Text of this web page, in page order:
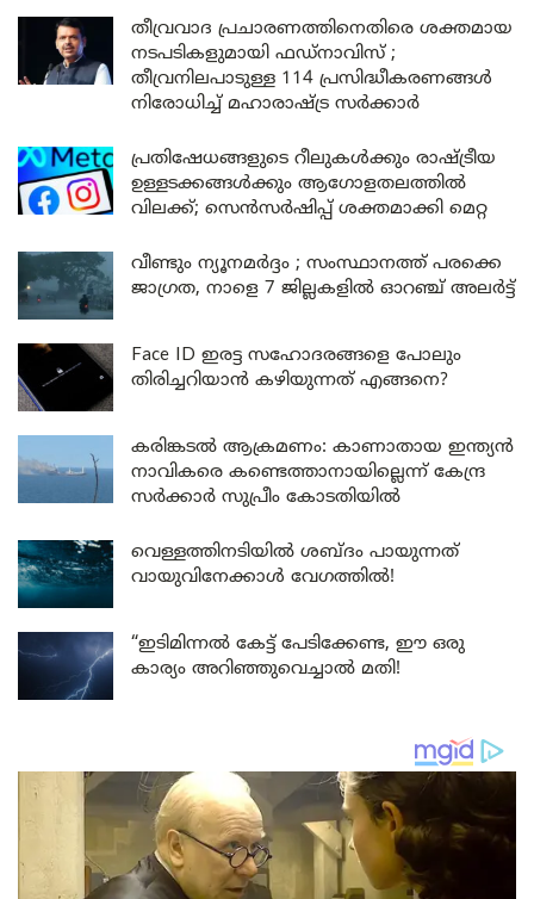
തീവ്രവാദ പ്രചാരണത്തിനെതിരെ ശക്തമായ
നടപടികളുമായി ഫഡ്നാവിസ് ;
തീവ്രനിലപാടുള്ള 114 പ്രസിദ്ധീകരണങ്ങൾ
നിരോധിച്ച് മഹാരാഷ്ട്ര സർക്കാർ
പ്രതിഷേധങ്ങളുടെ റീലുകൾക്കും രാഷ്ട്രീയ
ഉള്ളടക്കങ്ങൾക്കും ആഗോളതലത്തിൽ
വിലക്ക്; സെൻസർഷിപ്പ് ശക്തമാക്കി മെറ്റ
വീണ്ടും ന്യൂനമർദ്ദം ; സംസ്ഥാനത്ത് പരക്കെ
ജാഗ്രത, നാളെ 7 ജില്ലകളിൽ ഓറഞ്ച് അലർട്ട്
Face ID ഇരട്ട സഹോദരങ്ങളെ പോലും
തിരിച്ചറിയാൻ കഴിയുന്നത് എങ്ങനെ?
കരിങ്കടൽ ആക്രമണം: കാണാതായ ഇന്ത്യൻ
നാവികരെ കണ്ടെത്താനായില്ലെന്ന് കേന്ദ്ര
സർക്കാർ സുപ്രീം കോടതിയിൽ
വെള്ളത്തിനടിയിൽ ശബ്ദം പായുന്നത്
വായുവിനേക്കാൾ വേഗത്തിൽ!
“ഇടിമിന്നൽ കേട്ട് പേടിക്കേണ്ട, ഈ ഒരു
കാര്യം അറിഞ്ഞുവെച്ചാൽ മതി!